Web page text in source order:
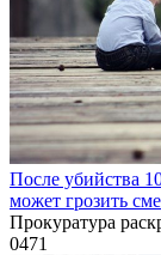
После убийства
может грозить
Прокуратура
0471